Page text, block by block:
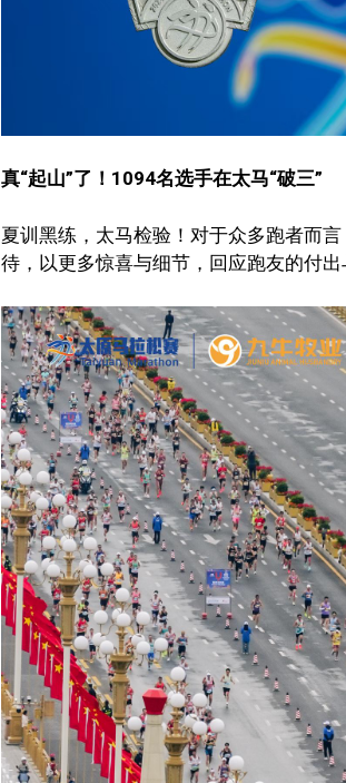
真“起山”了！1094名选手在太马“破三”
夏训黑练，太马检验！对于众多跑者而
待，以更多惊喜与细节，回应跑友的付